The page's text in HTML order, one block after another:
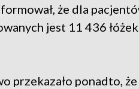
że dla
jest 11 436
przekazało ponadto, że